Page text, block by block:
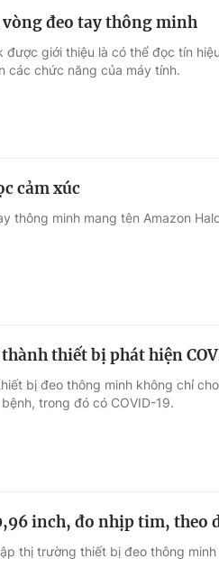
cuộc sống
Tuyển sinh
Học trực
đeo tay thông minh
giới thiệu là có thể đọc tín
các chức năng của máy tính.
cảm xúc
thông minh mang tên Amazon
thiết bị phát hiện
bị đeo thông minh không chỉ
trong đó có COVID-19.
inch, đo nhịp tim, theo
thị trường thiết bị đeo thông minh